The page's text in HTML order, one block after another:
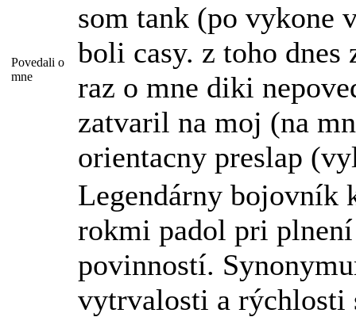
Povedali o
mne
som tank (po vykone
boli casy. z toho dnes
raz o mne diki
zatvaril na moj (na
orientacny preslap
Legendárny
rokmi padol pri
povinností.
vytrvalosti a rýchlosti